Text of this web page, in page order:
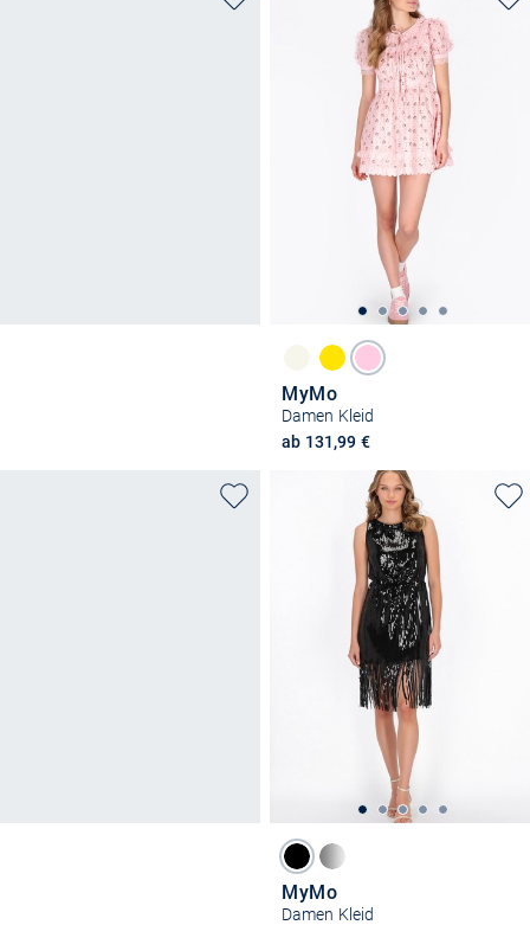
MyMo
Damen Kleid
ab 131,99 €
MyMo
Damen Kleid